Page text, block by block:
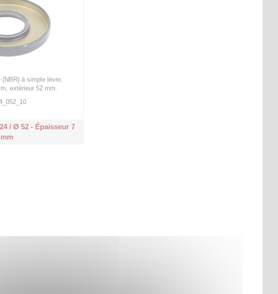
(NBR) à simple lèvre.
extérieur 52 mm.
/ Ø 52 - Épaisseur 7
mm